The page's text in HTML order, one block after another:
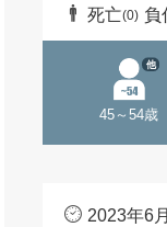
死亡(0) 負
45～54歳
他
2023年6